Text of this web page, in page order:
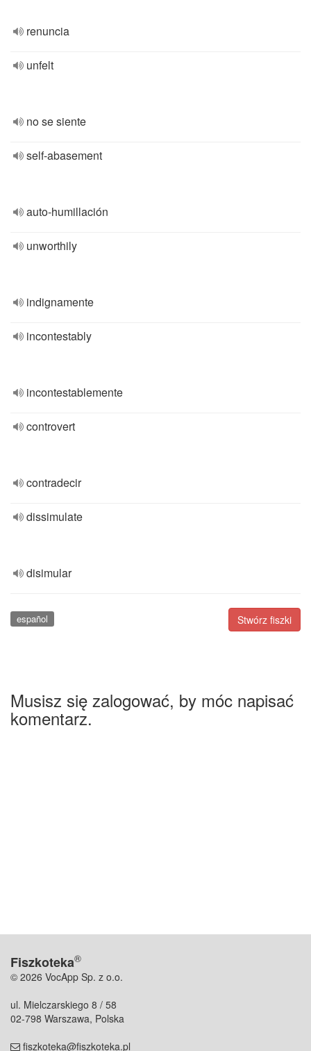
renuncia
unfelt
no se siente
self-abasement
auto-humillación
unworthily
indignamente
incontestably
incontestablemente
controvert
contradecir
dissimulate
disimular
Stwórz fiszki
español
Musisz się zalogować, by móc napisać
komentarz.
Fiszkoteka®
© 2026 VocApp Sp. z o.o.
ul. Mielczarskiego 8 / 58
02-798 Warszawa, Polska
fiszkoteka@fiszkoteka.pl